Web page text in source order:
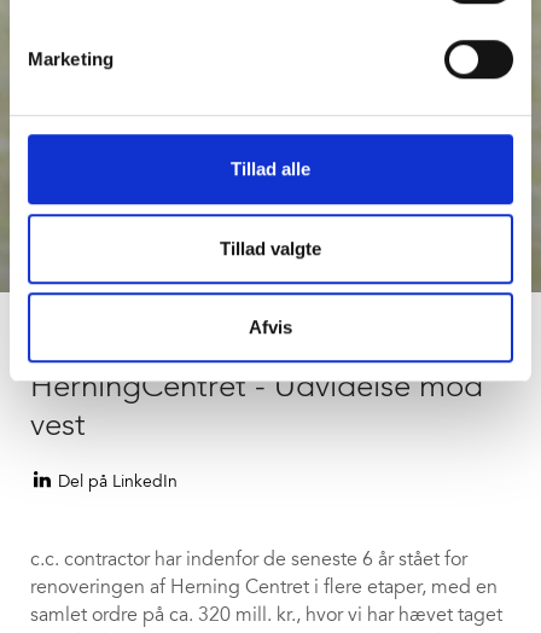
Marketing
Tillad alle
Tillad valgte
Afvis
keyboard_arrow_down
HerningCentret - Udvidelse mod
vest
Del på LinkedIn
c.c. contractor har indenfor de seneste 6 år stået for
renoveringen af Herning Centret i flere etaper, med en
samlet ordre på ca. 320 mill. kr., hvor vi har hævet taget